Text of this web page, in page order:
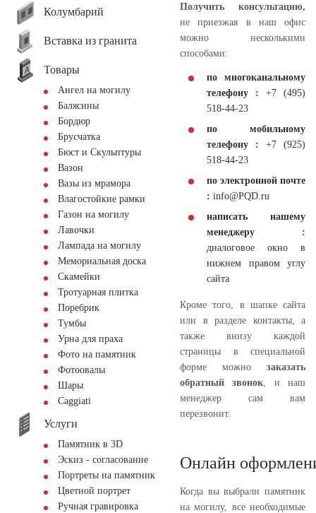
Колумбарий
Вставка из гранита
Товары
Ангел на могилу
Балясины
Бордюр
Брусчатка
Бюст и Скульптуры
Вазон
Вазы из мрамора
Влагостойкие рамки
Газон на могилу
Лавочки
Лампада на могилу
Мемориальная доска
Скамейки
Тротуарная плитка
Поребрик
Тумбы
Урна для праха
Фото на памятник
Фотоовалы
Шары
Сaggiati
Услуги
Памятник в 3D
Эскиз - согласование
Портреты на памятник
Цветной портрет
Ручная гравировка
Получить консультацию,
не приезжая в наш офис
можно несколькими
способами:
по многоканальному
телефону : +7 (495)
518-44-23
по мобильному
телефону : +7 (925)
518-44-23
по электронной почте
: info@PQD.ru
написать нашему
менеджеру :
диалоговое окно в
нижнем правом углу
сайта
Кроме того, в шапке сайта
или в разделе контакты, а
также внизу каждой
страницы в специальной
форме можно заказать
обратный звонок , и наш
менеджер сам вам
перезвонит.
Онлайн
Когда вы выбрали памятник
на могилу, все необходимые